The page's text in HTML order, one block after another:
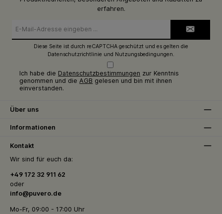
erfahren.
Mail-
Diese Seite ist durch reCAPTCHA geschützt und es gelten die
Datenschutzrichtlinie und Nutzungsbedingungen.
Ich habe die Datenschutzbestimmungen zur Kenntnis
genommen und dieAGB gelesen und bin mit ihnen
einverstanden.
Über uns
Informationen
Kontakt
Wir sind für euch da:
+49 172 32 911 62
oder
info@puvero.de
Mo-Fr, 09:00 - 17:00 Uhr